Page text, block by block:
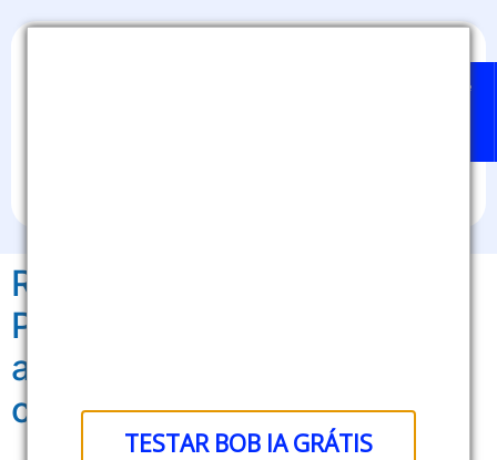
TESTAR BOB IA GRÁTIS
Sobre
Reconhecimento
Profissional: pequenas
ações valorizam o
colaborador